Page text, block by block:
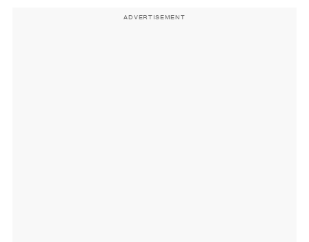
ADVERTISEMENT